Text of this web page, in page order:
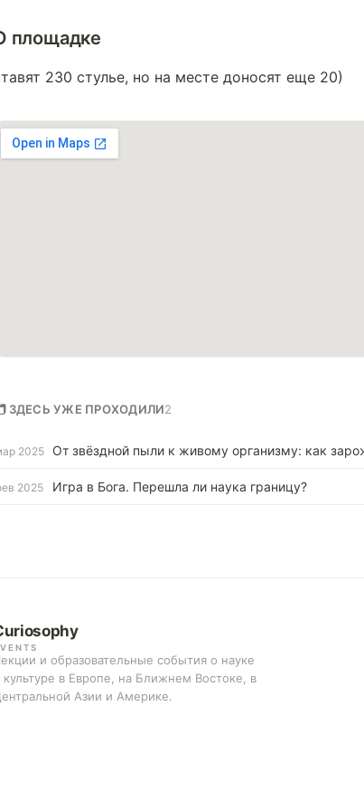
площадке
230 стулье, но на месте доносят еще 20)
ЗДЕСЬ УЖЕ ПРОХОДИЛИ2
2025 От звёздной пыли к живому организму: как
2025 Игра в Бога. Перешла ли наука границу?
и образовательные события о науке
культуре в Европе, на Ближнем Востоке, в
Азии и Америке.